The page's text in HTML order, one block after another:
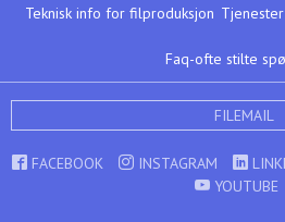
Teknisk info for filproduksjon Tjenester
Faq-ofte stilte
FILEMAIL
FACEBOOK INSTAGRAM
YOUTUBE